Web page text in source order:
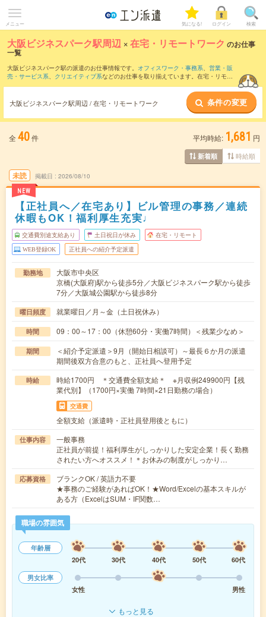
メニュー 気になる! ログイン 検索
大阪ビジネスパーク駅周辺 ×在宅・リモートワーク のお仕事
一覧
大阪ビジネスパーク駅の派遣のお仕事情報です。 オフィスワーク・事務系、 営業・販
売・サービス系、 クリエイティブ系などのお仕事を取り揃えています。在宅・リモー
大阪ビジネスパーク駅周辺 / 在宅・リモートワーク 条件の変更
全 40件 平均時給: 1,681 円
新着順 時給順
未読
NEW
掲載日 2026/08/10
【正社員へ／在宅あり】ビル管理の事務／連続
休暇もOK！福利厚生充実♩
交通費別途支給あり 土日祝日が休み 在宅・リモート
WEB登録OK 正社員への紹介予定派遣
勤務地
大阪市中央区
京橋(大阪府)駅から徒歩5分／大阪ビジネスパーク駅から徒歩
7分／大阪城公園駅から徒歩8分
曜日頻度 就業曜日／月～金（土日祝休み）
時間 09：00～17：00（休憩60分・実働7時間）＜残業少なめ＞
期間
＜紹介予定派遣＞9月（開始日相談可）～最長６か月の派遣
期間後双方合意のもと、正社員へ登用予定
時給
時給1700円 ＊交通費全額支給＊ ※月収例249900円【残
業代別】（1700円×実働 7時間×21日勤務の場合）
交通費
全額支給（派遣時・正社員登用後ともに）
仕事内容
一般事務
正社員が前提！福利厚生がしっかりした安定企業！長く勤務
されたい方へオススメ！＊お休みの制度がしっかり…
応募資格
ブランクOK / 英語力不要
★事務のご経験があればOK！★Word/Excelの基本スキルが
ある方（ExcelはSUM・IF関数…
職場の雰囲気
年齢層
20代
30代 40代 50代
60代
男女比率
女性
男性
もっと見る